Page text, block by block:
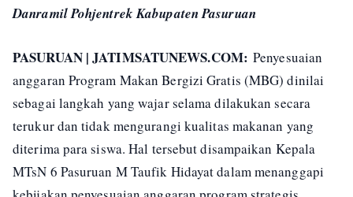
Danramil Pohjentrek Kabupaten Pasuruan
PASURUAN | JATIMSATUNEWS.COM: Penyesuaian
anggaran Program Makan Bergizi Gratis (MBG) dinilai
sebagai langkah yang wajar selama dilakukan secara
terukur dan tidak mengurangi kualitas makanan yang
diterima para siswa. Hal tersebut disampaikan Kepala
MTsN 6 Pasuruan M Taufik Hidayat dalam menanggapi